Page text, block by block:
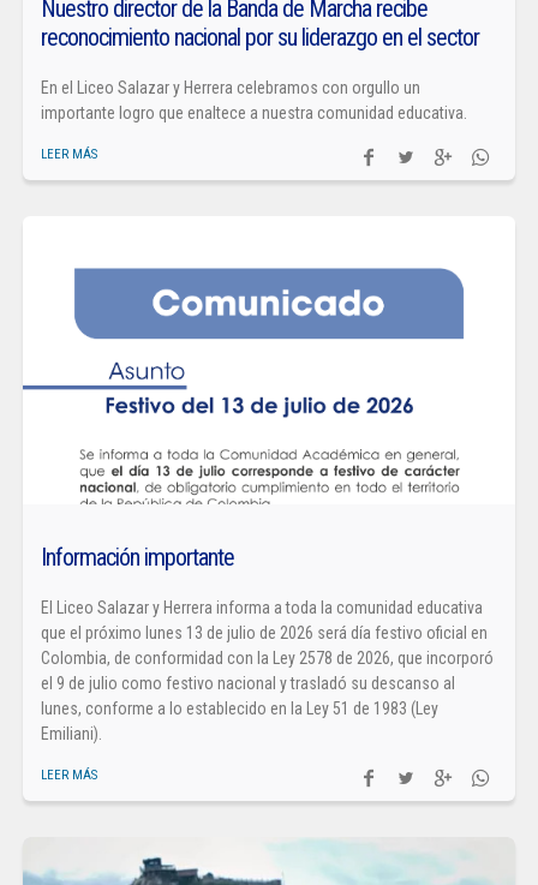
Nuestro director de la Banda de Marcha recibe
reconocimiento nacional por su liderazgo en el sector
En el Liceo Salazar y Herrera celebramos con orgullo un
importante logro que enaltece a nuestra comunidad educativa.
LEER MÁS
Información importante
El Liceo Salazar y Herrera informa a toda la comunidad educativa
que el próximo lunes 13 de julio de 2026 será día festivo oficial en
Colombia, de conformidad con la Ley 2578 de 2026, que incorporó
el 9 de julio como festivo nacional y trasladó su descanso al
lunes, conforme a lo establecido en la Ley 51 de 1983 (Ley
Emiliani).
LEER MÁS